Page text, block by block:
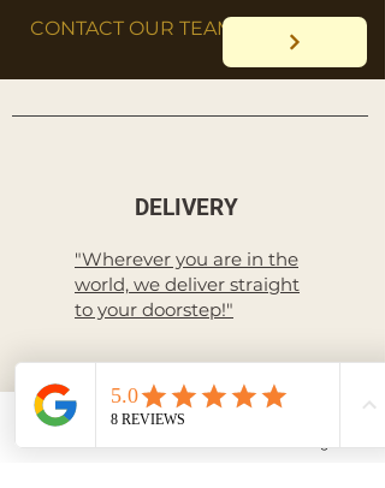
CONTACT OUR TEAM
DELIVERY
"Wherever you are in the
world, we deliver straight
to your doorstep!"
Livraison à l'International
RETURN